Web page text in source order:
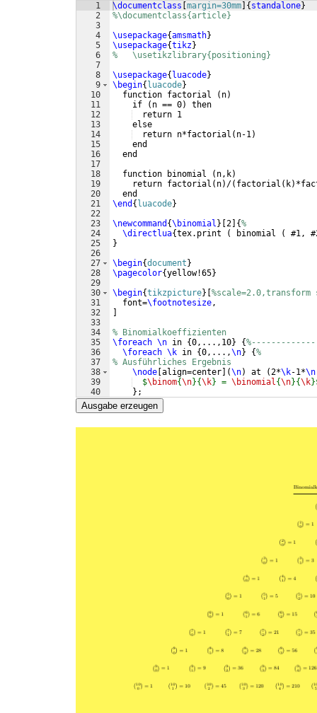
1
2
3
4
5
6
7
8
9
10
11
12
13
14
15
16
17
18
19
20
21
22
23
24
25
26
27
28
29
30
31
32
33
34
35
36
37
38
39
40
41
\documentclass margin=30mm { standalone}
%\documentclass{article}
\usepackage{amsmath}
\usepackage{tikz}
%   \usetikzlibrary{positioning}
\usepackage{ luacode}
\begin{ luacode}
  function factorial
( n)
    if
( n == 0)
then
  return 1
    else
  return n*factorial
( n-1)
    end
  end
  function binomial
( n,k)
    return factorial
( n) /( factorial ( k)
  end
\end { luacode}
\newcommand {\binomial } 2 {%
\directlua{tex.print ( binomial (
#1,
}
\begin{document }
\pagecolor{yellow!65}
\begin{tikzpicture}
  font=
\footnotesize,
% Binomialkoeffizienten
\foreach \n in {0,...,10} {
\foreach \k in {0,...,\n} {%
% Ausführliches Ergebnis
\node align=center (\n) at (2*\k-1*\n
$\binom{\n}{\k} = \binomial{\n}{\k
} ;
%
Ausgabe erzeugen